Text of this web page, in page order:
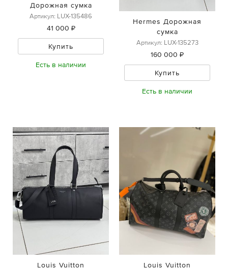
Дорожная сумка
Артикул: LUX-135486
41 000 ₽
Купить
Есть в наличии
Hermes Дорожная
сумка
Артикул: LUX-135273
160 000 ₽
Купить
Есть в наличии
Louis Vuitton
Louis Vuitton